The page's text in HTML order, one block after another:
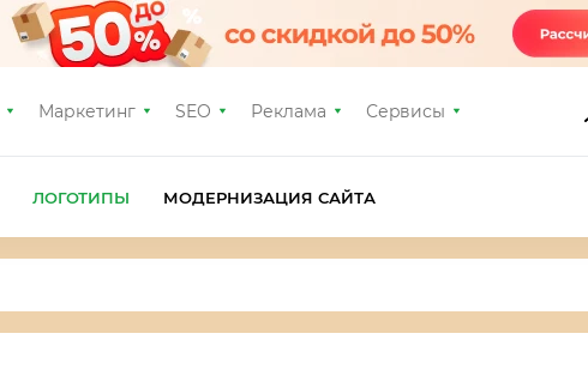
Маркетинг SEO Реклама Сервисы
ЛОГОТИПЫ МОДЕРНИЗАЦИЯ САЙТА